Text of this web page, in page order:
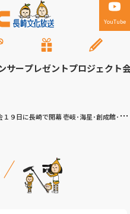
YouTube
サープレゼントプロジェクト
長崎で開幕 壱岐･海星･創成館･長崎商 初戦の相手は？